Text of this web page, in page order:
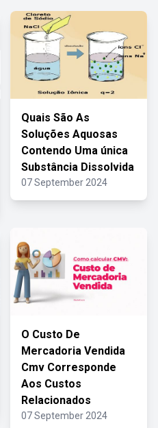
Quais São As
Soluções Aquosas
Contendo Uma única
Substância Dissolvida
07 September 2024
O Custo De
Mercadoria Vendida
Cmv Corresponde
Aos Custos
Relacionados
07 September 2024